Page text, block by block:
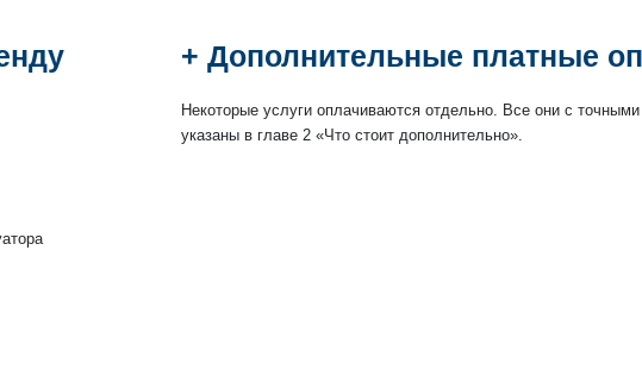
+ Дополнительные платные
Некоторые услуги оплачиваются отдельно. Все они с
указаны в главе 2 «Что стоит дополнительно».